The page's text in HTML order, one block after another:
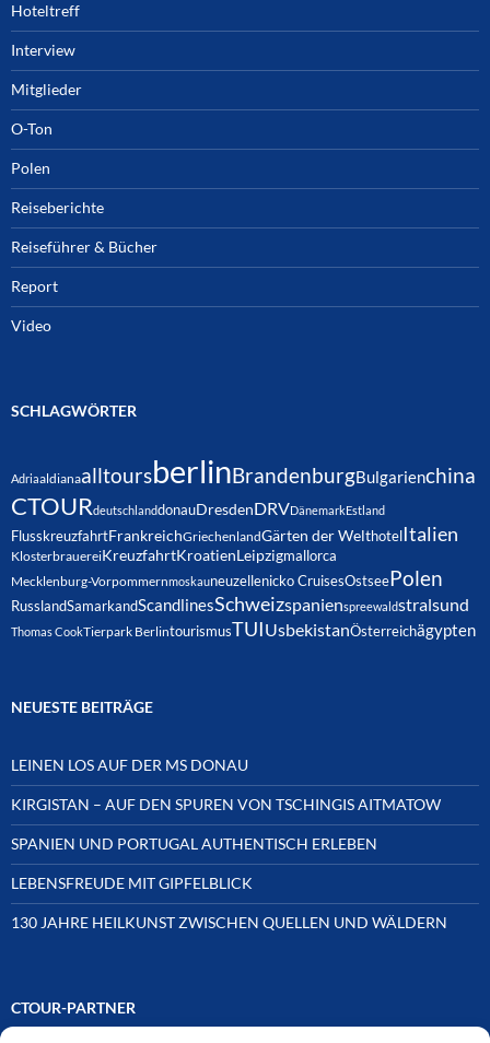
Hoteltreff
Interview
Mitglieder
O-Ton
Polen
Reiseberichte
Reiseführer & Bücher
Report
Video
SCHLAGWÖRTER
AdriaaldianaalltoursberlinBrandenburgBulgarienchina
CTOURdeutschlanddonauDresdenDRVDänemarkEstland
FlusskreuzfahrtFrankreichGriechenlandGärten der Welthotel Italien
KlosterbrauereiKreuzfahrtKroatienLeipzigmallorca
Mecklenburg-Vorpommernmoskauneuzellenicko CruisesOstseePolen
RusslandSamarkandScandlinesSchweizspanienspreewaldstralsund
Thomas CookTierpark BerlintourismusTUIUsbekistanÖsterreichägypten
NEUESTE BEITRÄGE
LEINEN LOS AUF DER MS DONAU
KIRGISTAN – AUF DEN SPUREN VON TSCHINGIS AITMATOW
SPANIEN UND PORTUGAL AUTHENTISCH ERLEBEN
LEBENSFREUDE MIT GIPFELBLICK
130 JAHRE HEILKUNST ZWISCHEN QUELLEN UND WÄLDERN
CTOUR-PARTNER